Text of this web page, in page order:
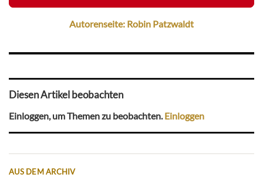
Autorenseite: Robin Patzwaldt
Diesen Artikel beobachten
Einloggen, um Themen zu beobachten.Einloggen
AUS DEM ARCHIV